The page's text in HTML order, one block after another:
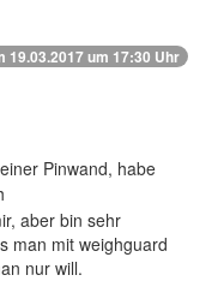
19.03.2017 um 17:30 Uhr
Pinwand, habe
aber bin sehr
man mit weighguard
nur will.